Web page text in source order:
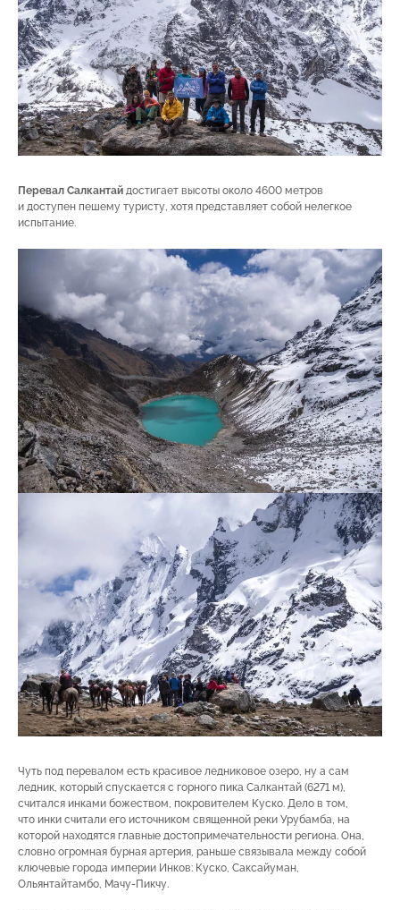
Перевал Салкантай достигает высоты около 4600 метров
и доступен пешему туристу, хотя представляет собой нелегкое
испытание.
Чуть под перевалом есть красивое ледниковое озеро, ну а сам
ледник, который спускается с горного пика Салкантай (6271 м),
считался инками божеством, покровителем Куско. Дело в том,
что инки считали его источником священной реки Урубамба, на
которой находятся главные достопримечательности региона. Она,
словно огромная бурная артерия, раньше связывала между собой
ключевые города империи Инков: Куско, Саксайуман,
Ольянтайтамбо, Мачу-Пикчу.